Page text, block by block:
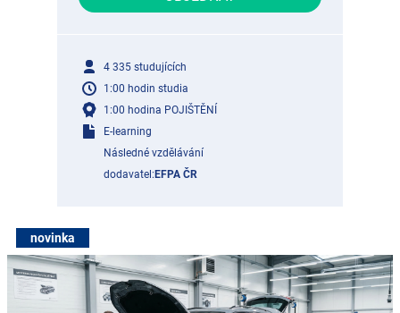
novinka
4 335 studujících
1:00 hodin studia
1:00 hodina POJIŠTĚNÍ
E-learning
Následné vzdělávání
dodavatel: EFPA ČR